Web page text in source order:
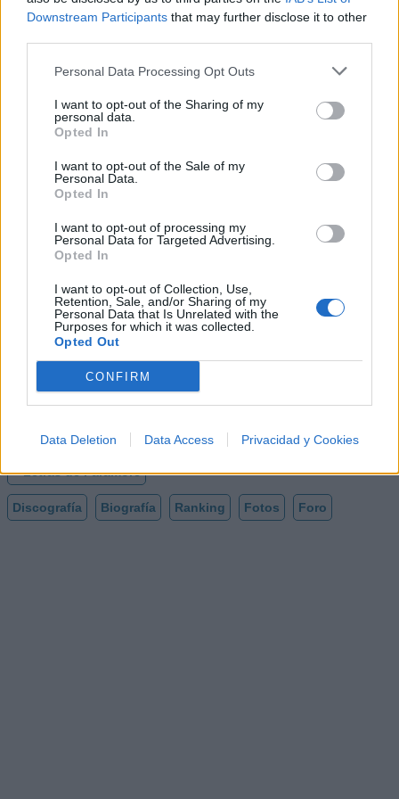
Downstream Participants that may further disclose it to other
Personal Data Processing Opt Outs
I want to opt-out of the Sharing of my
personal data.
Opted In
I want to opt-out of the Sale of my
Personal Data.
Opted In
I want to opt-out of processing my
Personal Data for Targeted Advertising.
Opted In
I want to opt-out of Collection, Use,
Retention, Sale, and/or Sharing of my
Personal Data that Is Unrelated with the
Purposes for which it was collected.
Opted Out
CONFIRM
Data Deletion Data Access Privacidad y Cookies
Letra For A Pessimist, I'm Pretty Optimistic (en
español)
Letra Pressure
Letra The Ignorance
Letra Oh Star
+ Letras de Paramore
Discografía Biografía Ranking Fotos Foro